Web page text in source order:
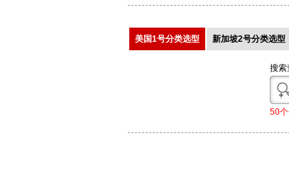
美国1号分类选型 新加坡2号分类选型
搜索
50